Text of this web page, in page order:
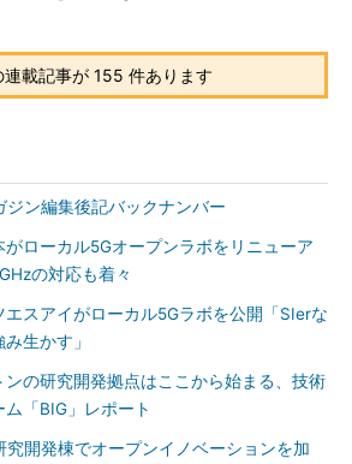
連載記事が 155 件あります
ン編集後記バックナンバー
がローカル5Gオープンラボをリニューア
の対応も着々
エスアイがローカル5Gラボを公開「SIerな
生かす」
ンの研究開発拠点はここから始まる、技術
ム「BIG」レポート
究開発棟でオープンイノベーションを加